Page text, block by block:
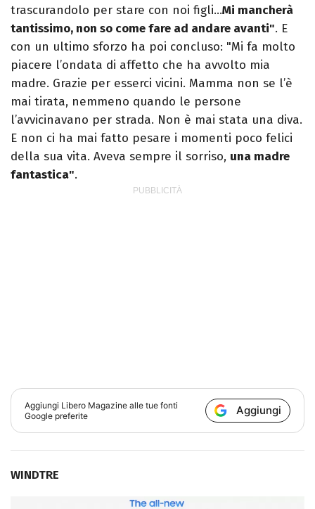
trascurandolo per stare con noi figli…Mi mancherà
tantissimo, non so come fare ad andare avanti". E
con un ultimo sforzo ha poi concluso: "Mi fa molto
piacere l’ondata di affetto che ha avvolto mia
madre. Grazie per esserci vicini. Mamma non se l’è
mai tirata, nemmeno quando le persone
l’avvicinavano per strada. Non è mai stata una diva.
E non ci ha mai fatto pesare i momenti poco felici
della sua vita. Aveva sempre il sorriso, una madre
fantastica".
Aggiungi Libero Magazine alle tue fonti
Google preferite
Aggiungi
WINDTRE